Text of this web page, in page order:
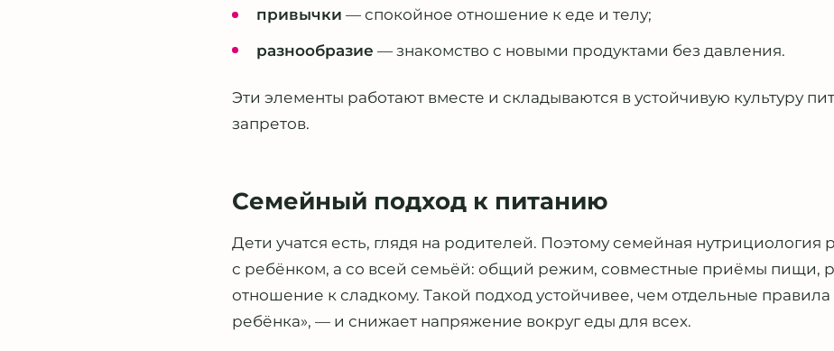
привычки — спокойное отношение к еде и телу;
разнообразие — знакомство с новыми продуктами без давления.
Эти элементы работают вместе и складываются в устойчивую культуру
запретов.
Семейный подход к питанию
Дети учатся есть, глядя на родителей. Поэтому семейная нутрициология
с ребёнком, а со всей семьёй: общий режим, совместные приёмы пищи,
отношение к сладкому. Такой подход устойчивее, чем отдельные правила
ребёнка», — и снижает напряжение вокруг еды для всех.